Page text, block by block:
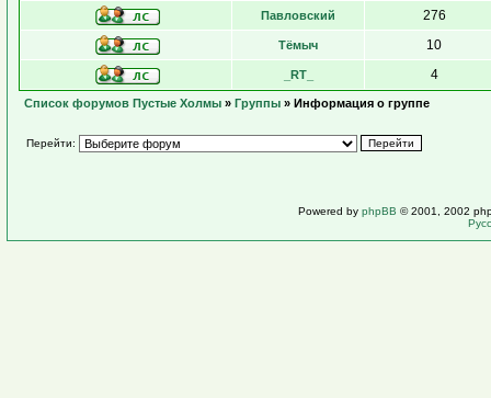
Павловский 276
Тёмыч 10
_RT_ 4
Список форумов Пустые Холмы » Группы » Информация о группе
Перейти:
Powered by phpBB © 2001, 2002